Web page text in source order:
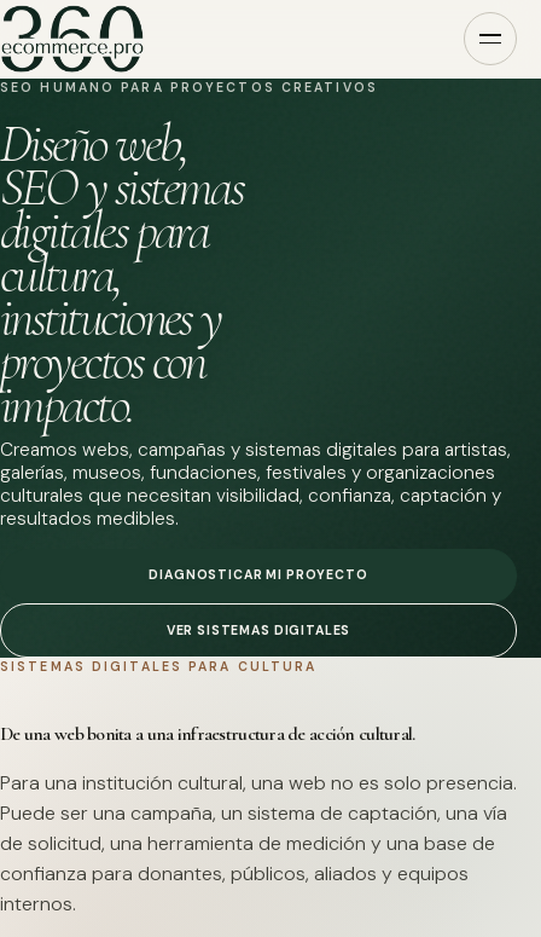
SEO HUMANO PARA PROYECTOS CREATIVOS
Diseño web,
SEO y sistemas
digitales para
cultura,
instituciones y
proyectos con
impacto.
Creamos webs, campañas y sistemas digitales para artistas,
galerías, museos, fundaciones, festivales y organizaciones
culturales que necesitan visibilidad, confianza, captación y
resultados medibles.
DIAGNOSTICAR MI PROYECTO
VER SISTEMAS DIGITALES
SISTEMAS DIGITALES PARA CULTURA
De una web bonita a una infraestructura de acción cultural.
Para una institución cultural, una web no es solo presencia.
Puede ser una campaña, un sistema de captación, una vía
de solicitud, una herramienta de medición y una base de
confianza para donantes, públicos, aliados y equipos
internos.